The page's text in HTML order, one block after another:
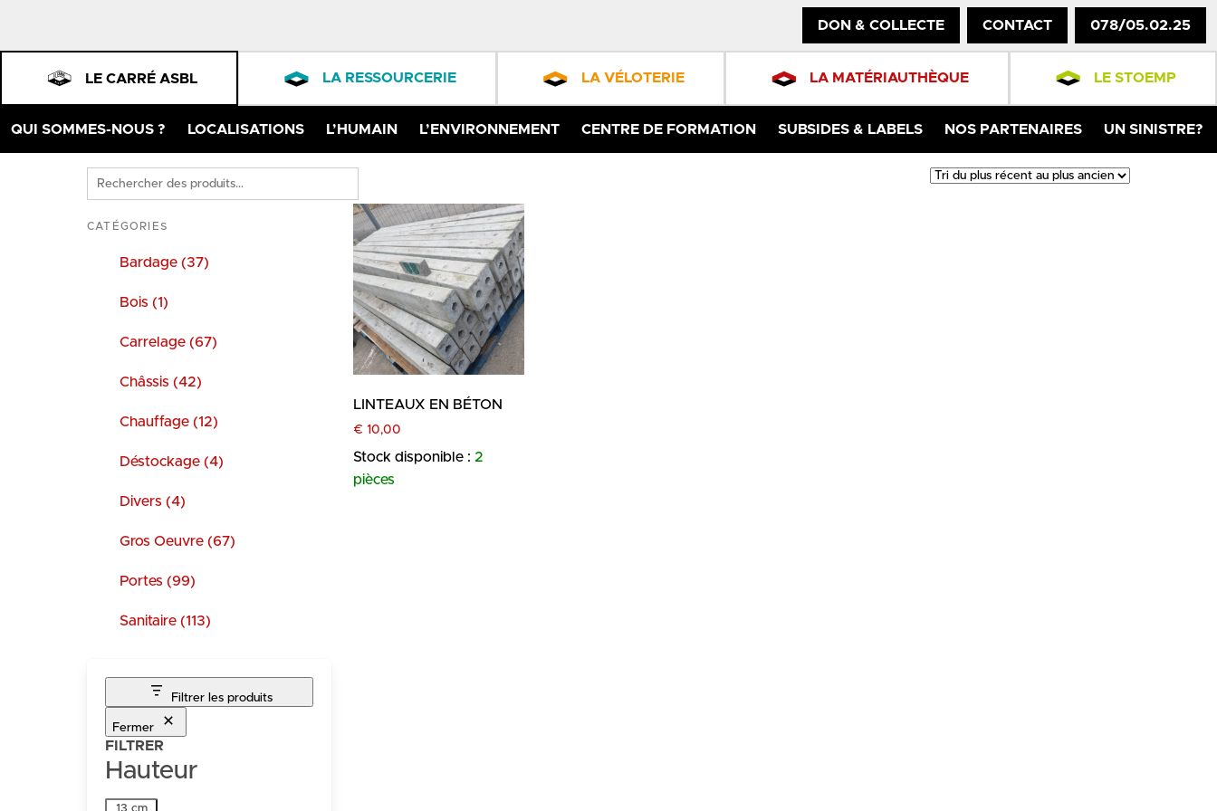
DON & COLLECTE CONTACT 078/05.02.25
LE CARRÉ ASBL LA RESSOURCERIE LA VÉLOTERIE LA MATÉRIAUTHÈQUE LE STOEMP
QUI SOMMES-NOUS ? LOCALISATIONS L’HUMAIN L’ENVIRONNEMENT CENTRE DE FORMATION SUBSIDES & LABELS NOS PARTENAIRES UN SINISTRE?
Rechercher
des
produits
CATÉGORIES
Bardage (37)
Bois (1)
Carrelage (67)
Châssis (42)
Chauffage (12)
Déstockage (4)
Divers (4)
Gros Oeuvre (67)
Portes (99)
Sanitaire (113)
Filtrer les produits
Fermer
FILTRER
Hauteur
Hauteur
LINTEAUX EN BÉTON
€ 10,00
Stock disponible : 2
pièces